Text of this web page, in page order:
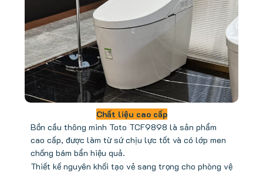
Chất liệu cao cấp
Bồn cầu thông minh Toto TCF9898 là sản phẩm
cao cấp, được làm từ sứ chịu lực tốt và có lớp men
chống bám bẩn hiệu quả.
Thiết kế nguyên khối tạo vẻ sang trọng cho phòng vệ